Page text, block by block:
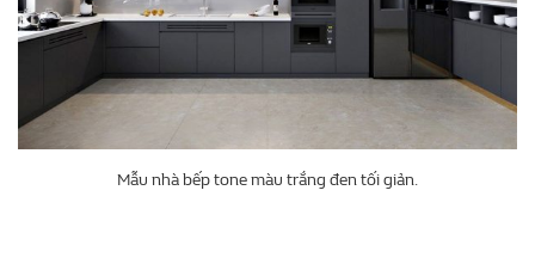
Mẫu nhà bếp tone màu trắng đen tối giản.